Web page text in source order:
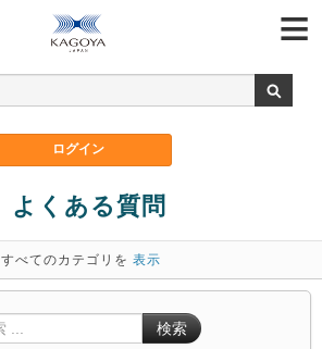
よくある質問
すべてのカテゴリを 表示
検索